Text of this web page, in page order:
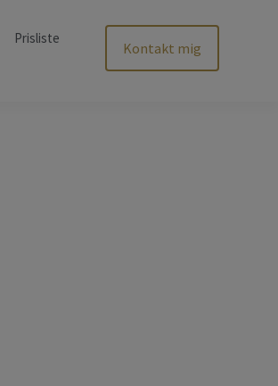
Prisliste
Kontakt mig